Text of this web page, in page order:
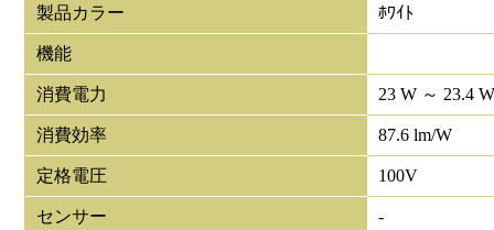
製品カラー ﾎﾜｲﾄ
機能
消費電力 23 W ～ 23.4
消費効率 87.6 lm/W
定格電圧 100V
センサー -